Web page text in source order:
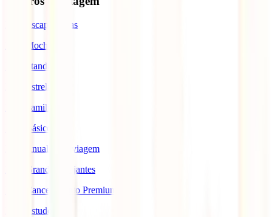
IATI Escapadinhas
IATI Mochileiro
IATI Standard
IATI Estrela
IATI Familia
IATI Básico
IATI Anual Multiviagem
IATI Grandes Viajantes
IATI Cancelamento Premium
IATI Estudos